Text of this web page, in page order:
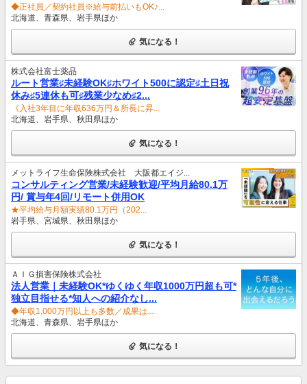
◆正社員／契約社員※給与前払いもOK♪...
北海道、青森県、岩手県ほか
気になる！
株式会社富士薬品
ルート営業♯未経験OK♯ホワイト500に認定♯土日祝
休み♯5連休も可♯残業少なめ♯2...
《入社3年目に年収636万円＆所長に昇...
北海道、岩手県、秋田県ほか
気になる！
メットライフ生命保険株式会社 大阪都エイジ...
コンサルティング営業/未経験歓迎/平均月給80.1万
円/ 賞与年4回/リモート併用OK
★平均給与月額実績80.1万円（202...
岩手県、宮城県、秋田県ほか
気になる！
ＡＩＧ損害保険株式会社
法人営業｜未経験OK*ゆくゆく年収1000万円超も可*
独立目指せる*知人への紹介なし...
◆年収1,000万円以上も多数／成果は...
北海道、青森県、岩手県ほか
気になる！